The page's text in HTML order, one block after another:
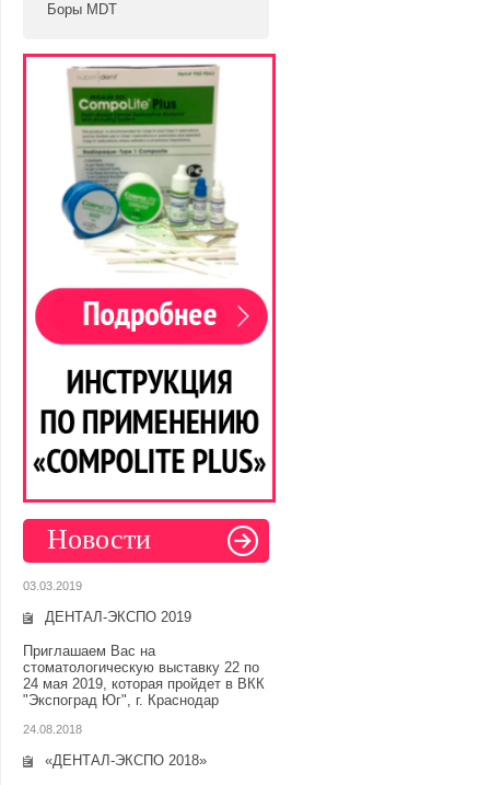
Боры MDT
Новости
03.03.2019
ДЕНТАЛ-ЭКСПО 2019
Приглашаем Вас на
стоматологическую выставку 22 по
24 мая 2019, которая пройдет в ВКК
"Экспоград Юг", г. Краснодар
24.08.2018
«ДЕНТАЛ-ЭКСПО 2018»